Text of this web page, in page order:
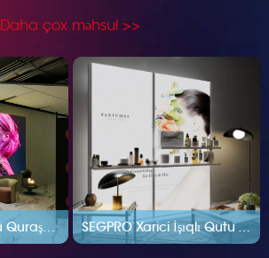
Daha çox məhsul >>
100 mm Divar Üstü Quraşdırılan Arxa işıqlı Yüngül Qutu SEGPRO Xarici İşıqlı Qutu AA Sütunu